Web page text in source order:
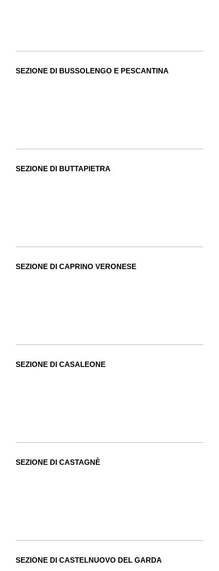
SEZIONE DI BUSSOLENGO E PESCANTINA
SEZIONE DI BUTTAPIETRA
SEZIONE DI CAPRINO VERONESE
SEZIONE DI CASALEONE
SEZIONE DI CASTAGNÈ
SEZIONE DI CASTELNUOVO DEL GARDA